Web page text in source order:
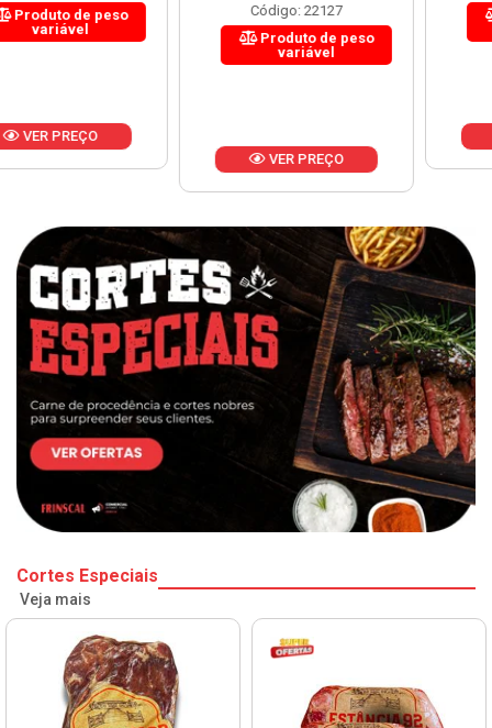
Código: 22127
Produto de peso
VER PREÇO
Produto de peso
variável
Cortes Especiais
Veja mais